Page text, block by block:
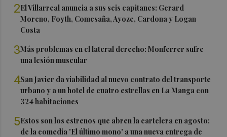
2El Villarreal anuncia a sus seis capitanes: Gerard
Moreno, Foyth, Comesaña, Ayoze, Cardona y Logan
Costa
3Más problemas en el lateral derecho: Monferrer sufre
una lesión muscular
4San Javier da viabilidad al nuevo contrato del transporte
urbano y a un hotel de cuatro estrellas en La Manga con
324 habitaciones
5Estos son los estrenos que abren la cartelera en agosto:
de la comedia 'El último mono' a una nueva entrega de